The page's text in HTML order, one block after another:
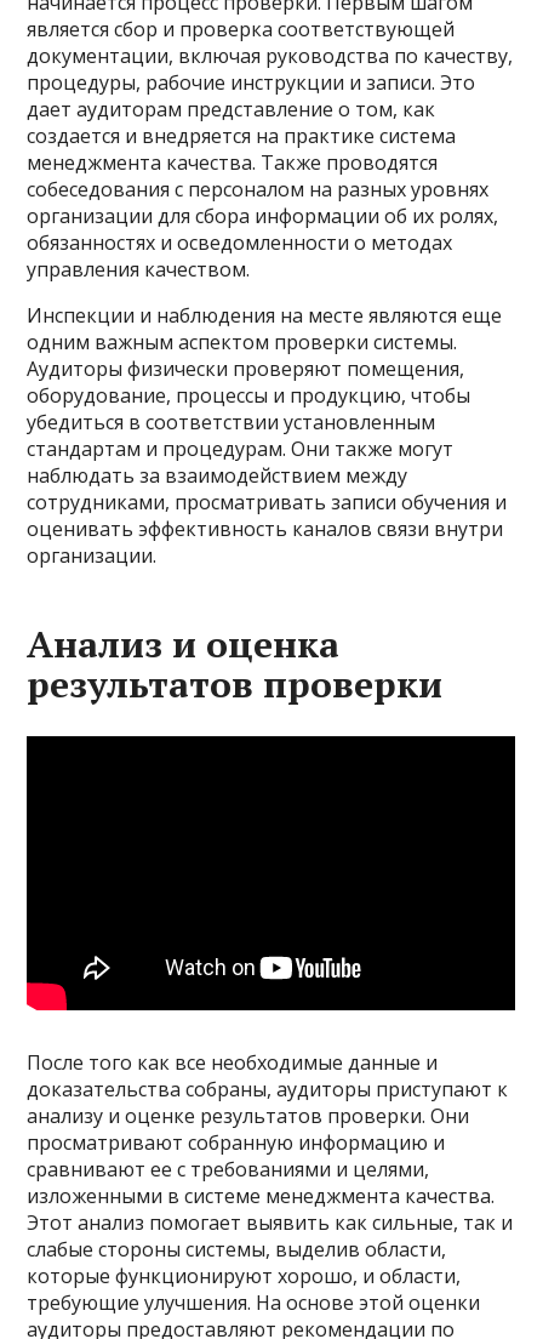
является сбор и проверка соответствующей
документации, включая руководства по качеству,
процедуры, рабочие инструкции и записи. Это
дает аудиторам представление о том, как
создается и внедряется на практике система
менеджмента качества. Также проводятся
собеседования с персоналом на разных уровнях
организации для сбора информации об их ролях,
обязанностях и осведомленности о методах
управления качеством.
Инспекции и наблюдения на месте являются еще
одним важным аспектом проверки системы.
Аудиторы физически проверяют помещения,
оборудование, процессы и продукцию, чтобы
убедиться в соответствии установленным
стандартам и процедурам. Они также могут
наблюдать за взаимодействием между
сотрудниками, просматривать записи обучения и
оценивать эффективность каналов связи внутри
организации.
Анализ и оценка
результатов проверки
После того как все необходимые данные и
доказательства собраны, аудиторы приступают к
анализу и оценке результатов проверки. Они
просматривают собранную информацию и
сравнивают ее с требованиями и целями,
изложенными в системе менеджмента качества.
Этот анализ помогает выявить как сильные, так и
слабые стороны системы, выделив области,
которые функционируют хорошо, и области,
требующие улучшения. На основе этой оценки
аудиторы предоставляют рекомендации по